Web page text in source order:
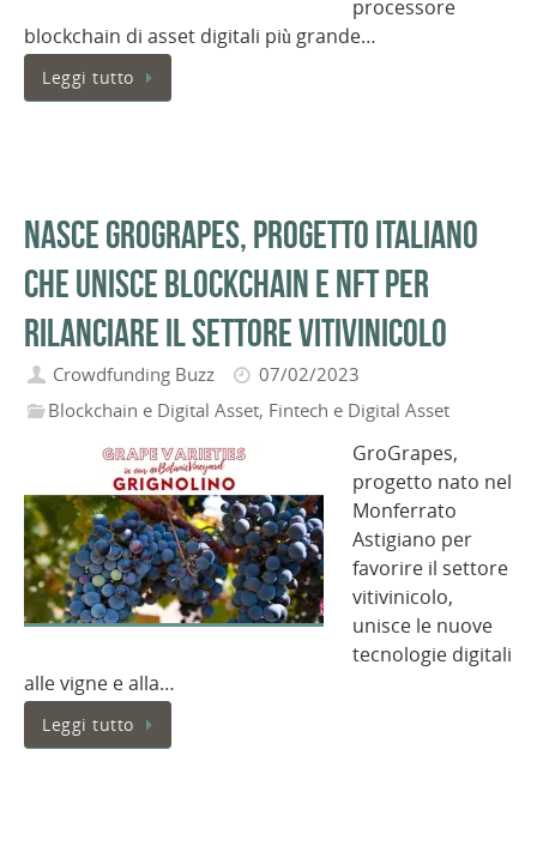
processore
blockchain di asset digitali più grande…
Leggi tutto
Nasce GroGrapes, progetto italiano
che unisce blockchain e NFT per
rilanciare il settore vitivinicolo
Crowdfunding Buzz
07/02/2023
Blockchain e Digital Asset, Fintech e Digital Asset
GroGrapes,
progetto nato nel
Monferrato
Astigiano per
favorire il settore
vitivinicolo,
unisce le nuove
tecnologie digitali
alle vigne e alla…
Leggi tutto